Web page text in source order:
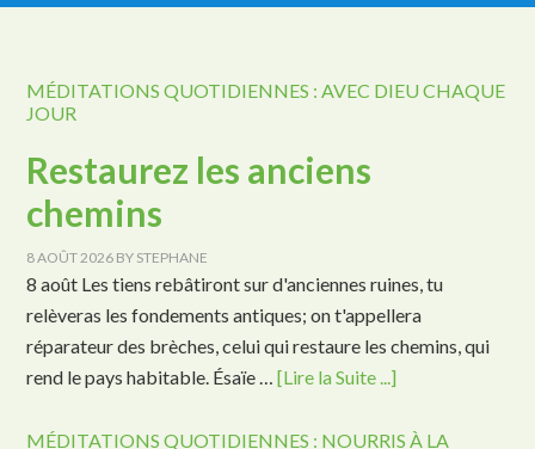
MÉDITATIONS QUOTIDIENNES : AVEC DIEU CHAQUE
JOUR
Restaurez les anciens
chemins
8 AOÛT 2026 BY STEPHANE
8 août Les tiens rebâtiront sur d'anciennes ruines, tu
relèveras les fondements antiques; on t'appellera
réparateur des brèches, celui qui restaure les chemins, qui
rend le pays habitable. Ésaïe …[Lire la Suite ...]
MÉDITATIONS QUOTIDIENNES : NOURRIS À LA